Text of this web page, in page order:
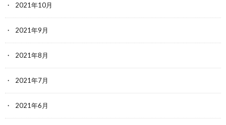
2021年10月
2021年9月
2021年8月
2021年7月
2021年6月